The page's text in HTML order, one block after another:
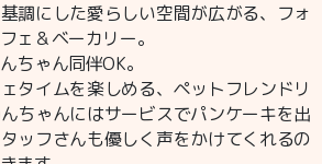
調にした愛らしい空間が広がる、フォ
ェ＆ベーカリー。
ちゃん同伴OK。
タイムを楽しめる、ペットフレンドリ
ちゃんにはサービスでパンケーキを出
ッフさんも優しく声をかけてくれるの